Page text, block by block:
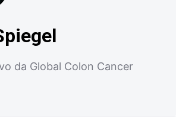
da Global Colon Cancer